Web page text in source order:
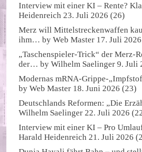
Interview mit einer KI – Rente?
Heidenreich 23. Juli 2026 (26)
Merz will Mittelstreckenwaffen
ihm… byWeb Master 17. Juli 2026
„Taschenspieler-Trick“ der Merz-
der… byWilhelm Saelinger 9. Juli
Modernas mRNA-Grippe-
byWeb Master 18. Juni 2026 (23)
Deutschlands Reformen: „Die
Wilhelm Saelinger 22. Juli 2026
Interview mit einer KI – Pro
Harald Heidenreich 21. Juli 2026